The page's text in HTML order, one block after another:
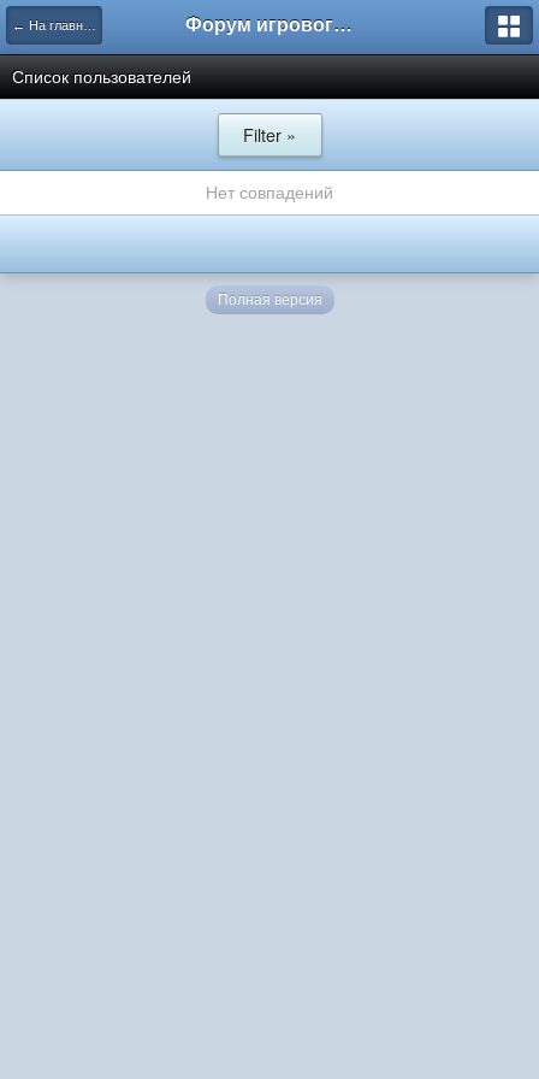
← На главную Форум игрового проекта Riverrise
Список пользователей
Filter »
Нет совпадений
Полная версия